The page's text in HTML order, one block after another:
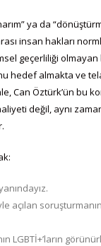
ya da
insan hakları
geçerliliği
hedef almakta ve
Can Öztürk’ün bu
değil, aynı
açılan
LGBTİ+’ların